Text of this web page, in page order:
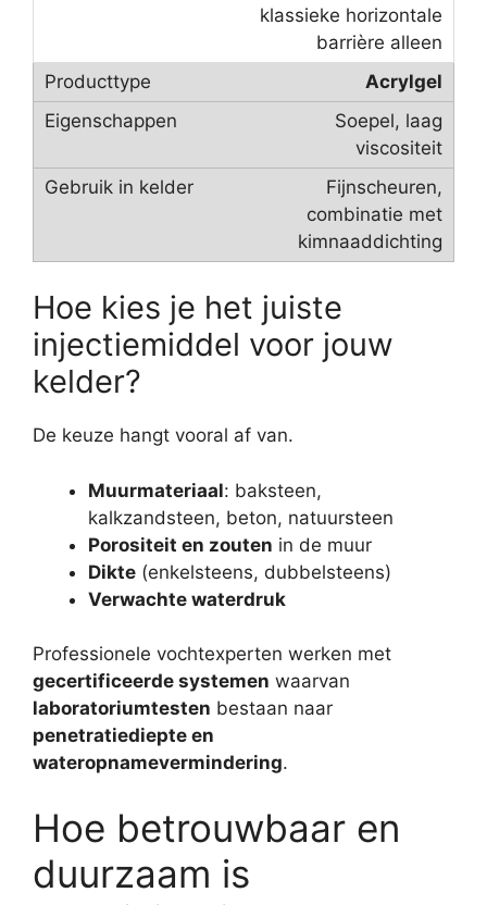
klassieke horizontale
barrière alleen
Acrylgel
Soepel, laag
viscositeit
Fijnscheuren,
combinatie met
kimnaaddichting
Hoe kies je het juiste
injectiemiddel voor jouw
kelder?
De keuze hangt vooral af van.
Muurmateriaal: baksteen,
kalkzandsteen, beton, natuursteen
Porositeit en zouten in de muur
Dikte (enkelsteens, dubbelsteens)
Verwachte waterdruk
Professionele vochtexperten werken met
gecertificeerde systemen waarvan
laboratoriumtesten bestaan naar
penetratiediepte en
wateropnamevermindering.
Hoe betrouwbaar en
duurzaam is